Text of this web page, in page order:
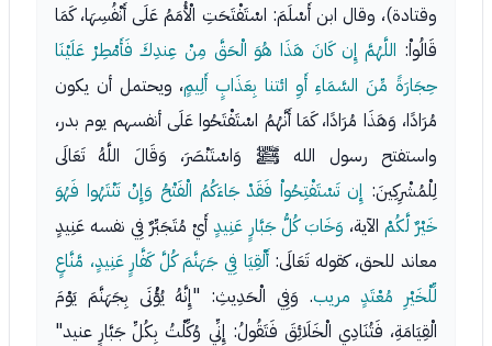
وقتادة)، وقال ابن أَسْلَمَ: اسْتَفْتَحَتِ الْأُمَمُ عَلَى أَنْفُسِهَا، كَمَا
قَالُواْ: اللَّهُمَّ إِن كَانَ هَذَا هُوَ الْحَقَّ مِنْ عِندِكَ فَأَمْطِرْ عَلَيْنَا
حِجَارَةً مِّنَ السَّمَاءِ أَوِ ائتنا بِعَذَابٍ أَلِيمٍ، ويحتمل أن يكون
مُرَادًا، وَهَذَا مُرَادًا، كَمَا أَنَّهُمُ اسْتَفْتَحُوا عَلَى أنفسهم يوم بدر،
واستفتح رسول الله ﷺ وَاسْتَنْصَرَ، وَقَالَ اللَّهُ تَعَالَى
لِلْمُشْرِكِينَ: إِن تَسْتَفْتِحُواْ فَقَدْ جَاءَكُمُ الْفَتْحُ وَإِنْ تَنْتَهُوا فَهُوَ
خَيْرٌ لَّكُمْ الآية، وَخَابَ كُلُّ جَبَّارٍ عَنِيدٍأَيْ مُتَجَبِّرٌ فِي نفسه عَنِيدٍ
معاند للحق، كقوله تَعَالَى:أَلْقِيَا فِي جَهَنَّمَ كُلَّ كَفَّارٍ عَنِيدٍ، مَّنَّاعٍ
لِّلْخَيْرِ مُعْتَدٍ مريب. وَفِي الْحَدِيثِ: "إِنَّهُ يُؤْتَى بِجَهَنَّمَ يَوْمَ
الْقِيَامَةِ، فَتُنَادِي الْخَلَائِقَ فَتَقُولُ: إِنِّي وُكِّلْتُ بِكُلِّ جَبَّارٍ عنيد"